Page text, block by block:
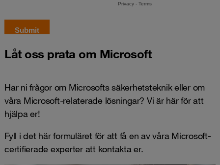
Låt oss prata om Microsoft
Har ni frågor om Microsofts säkerhetsteknik eller om
våra Microsoft-relaterade lösningar? Vi är här för att
hjälpa er!
Fyll i det här formuläret för att få en av våra Microsoft-
certifierade experter att kontakta er.